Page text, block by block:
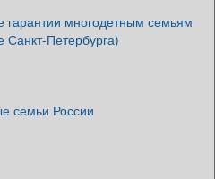
гарантии многодетным семьям
Санкт-Петербурга)
семьи России